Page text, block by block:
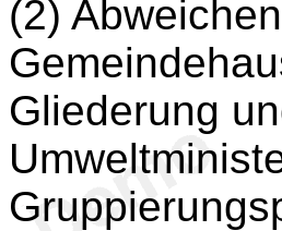
(2)
Gliederung